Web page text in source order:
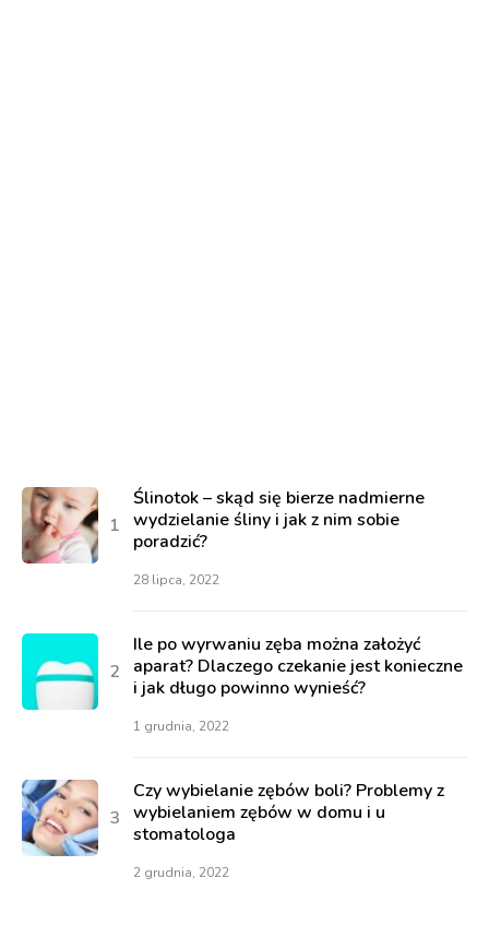
Ślinotok – skąd się bierze nadmierne
wydzielanie śliny i jak z nim sobie
poradzić?
28 lipca, 2022
Ile po wyrwaniu zęba można założyć
aparat? Dlaczego czekanie jest konieczne
i jak długo powinno wynieść?
1 grudnia, 2022
Czy wybielanie zębów boli? Problemy z
wybielaniem zębów w domu i u
stomatologa
2 grudnia, 2022